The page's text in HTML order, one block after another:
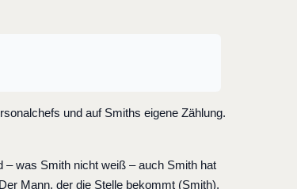
und auf Smiths eigene Zählung.
was Smith nicht weiß – auch Smith hat
Mann, der die Stelle bekommt (Smith),